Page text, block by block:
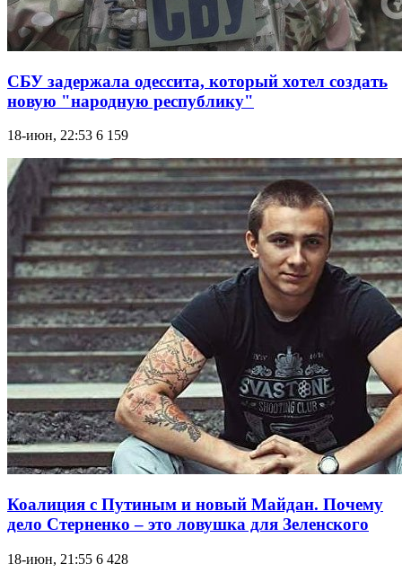
СБУ задержала одессита, который хотел создать
новую "народную республику"
18-июн, 22:53 6 159
Коалиция с Путиным и новый Майдан. Почему
дело Стерненко – это ловушка для Зеленского
18-июн, 21:55 6 428